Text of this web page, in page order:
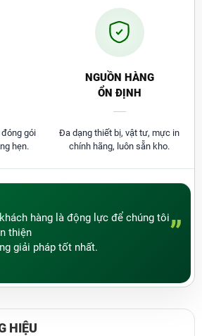
gói
hẹn.
NGUỒN HÀNG
ỔN ĐỊNH
Đa dạng thiết bị, vật tư, mực in
chính hãng, luôn sẵn kho.
hàng là động lực để chúng tôi
thiện
giải pháp tốt nhất.
”
HIỆU